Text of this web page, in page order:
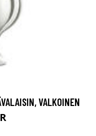
VALKOINEN